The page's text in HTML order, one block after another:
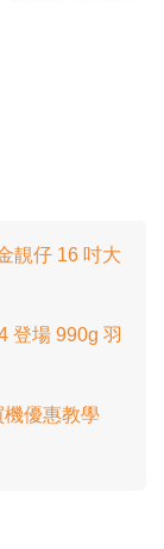
靚仔 16 吋大
登場 990g 羽
優惠教學